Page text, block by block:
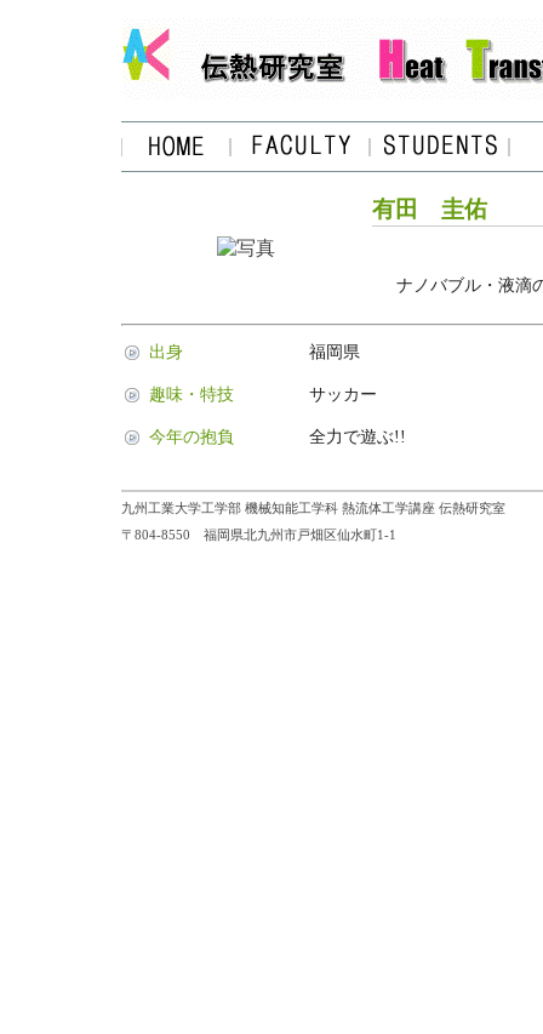
有田 圭佑
ナノバブル・液滴
出身 福岡県
趣味・特技 サッカー
今年の抱負 全力で遊ぶ!!
九州工業大学工学部 機械知能工学科 熱流体工学講座 伝熱研究室
〒804-8550 福岡県北九州市戸畑区仙水町1-1